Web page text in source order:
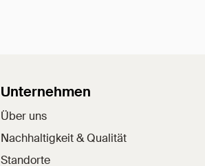
Unternehmen
Über uns
Nachhaltigkeit & Qualität
Standorte